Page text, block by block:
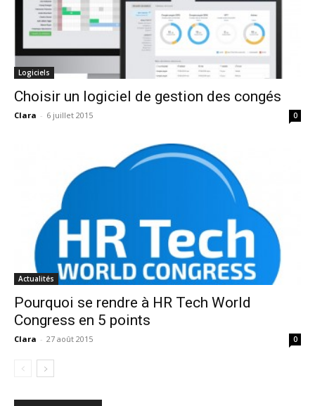
Logiciels
Choisir un logiciel de gestion des congés
Clara - 6 juillet 2015 0
Actualités
Pourquoi se rendre à HR Tech World
Congress en 5 points
Clara - 27 août 2015 0